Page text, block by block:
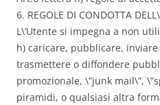
6. REGOLE DI CONDOTTA
L\’Utente si impegna a non
h) caricare, pubblicare,
trasmettere o diffondere
promozionale, \”junk mail\”,
piramidi, o qualsiasi altra